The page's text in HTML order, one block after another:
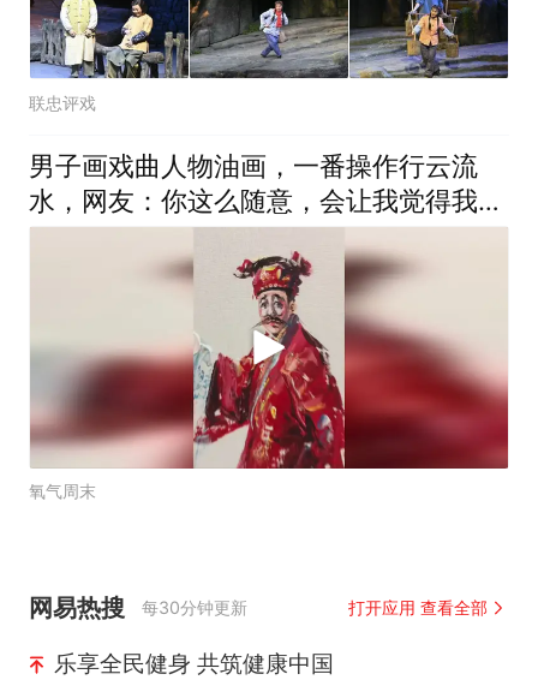
联忠评戏
男子画戏曲人物油画，一番操作行云流
水，网友：你这么随意，会让我觉得我也
行
氧气周末
网易热搜 每30分钟更新 打开应用 查看全部
乐享全民健身 共筑健康中国